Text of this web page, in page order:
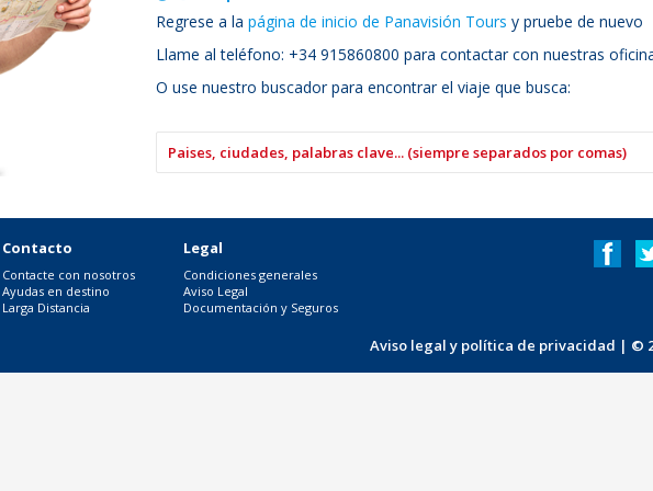
Regrese a la página de inicio de Panavisión Tours y pruebe de nuevo
Llame al teléfono: +34 915860800 para contactar con nuestras
O use nuestro buscador para encontrar el viaje que busca:
Contacto
Contacte con nosotros
Ayudas en destino
Larga Distancia
Legal
Condiciones generales
Aviso Legal
Documentación y Seguros
Aviso legal y política de privacidad | ©